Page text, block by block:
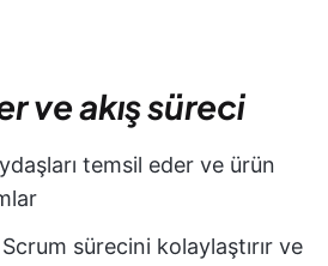
ve akış süreci
temsil eder ve ürün
Scrum sürecini kolaylaştırır ve